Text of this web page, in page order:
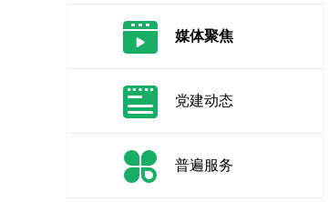
媒体聚焦
党建动态
普遍服务